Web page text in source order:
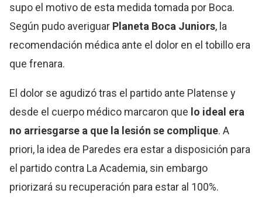
supo el motivo de esta medida tomada por Boca.
Según pudo averiguar Planeta Boca Juniors, la
recomendación médica ante el dolor en el tobillo era
que frenara.
El dolor se agudizó tras el partido ante Platense y
desde el cuerpo médico marcaron que lo ideal era
no arriesgarse a que la lesión se complique. A
priori, la idea de Paredes era estar a disposición para
el partido contra La Academia, sin embargo
priorizará su recuperación para estar al 100%.